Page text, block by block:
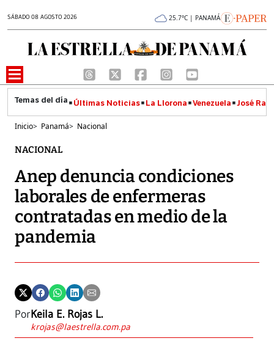
SÁBADO 08 AGOSTO 2026 25.7°C | PANAMÁ
Últimas Noticias La Llorona Venezuela José
Inicio> Panamá> Nacional
NACIONAL
Anep denuncia condiciones
laborales de enfermeras
contratadas en medio de la
pandemia
PorKeila E. Rojas L.
krojas@laestrella.com.pa